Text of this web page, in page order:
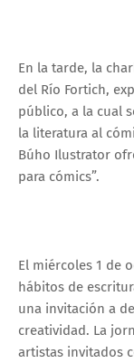
En la tarde, la
del Río Fortich,
público, a la cual
la literatura al
Búho Ilustrator
para cómics”.
El miércoles 1 de
hábitos de
una invitación a
creatividad. La
artistas invitados